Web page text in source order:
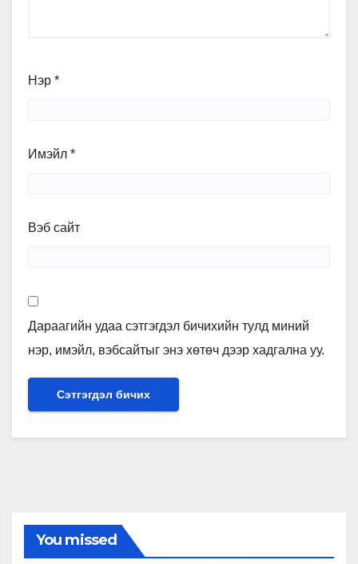
Нэр *
Имэйл *
Вэб сайт
Дараагийн удаа сэтгэгдэл бичихийн тулд миний
нэр, имэйл, вэбсайтыг энэ хөтөч дээр хадгална уу.
You missed